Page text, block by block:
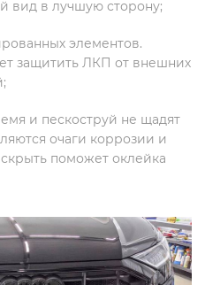
вид в лучшую сторону;
элементов.
защитить ЛКП от внешних
и пескоструй не щадят
очаги коррозии и
поможет оклейка